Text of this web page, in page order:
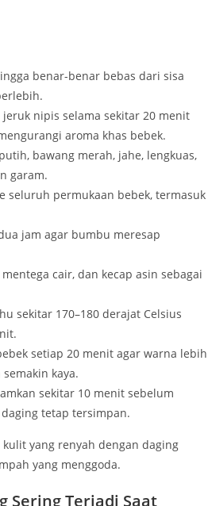
benar-benar bebas dari sisa
nipis selama sekitar 20 menit
aroma khas bebek.
bawang merah, jahe, lengkuas,
garam.
seluruh permukaan bebek, termasuk
jam agar bumbu meresap
cair, dan kecap asin sebagai
sekitar 170–180 derajat Celsius
setiap 20 menit agar warna lebih
kaya.
sekitar 10 menit sebelum
tetap tersimpan.
yang renyah dengan daging
yang menggoda.
Sering Terjadi Saat